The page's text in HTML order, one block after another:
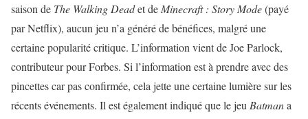
saison de The Walking Deadet de Minecraft : Story Mode(payé
par Netflix), aucun jeu n’a généré de bénéfices, malgré une
certaine popularité critique. L’information vient de Joe Parlock,
contributeur pour Forbes. Si l’information est à prendre avec des
pincettes car pas confirmée, cela jette une certaine lumière sur les
récents événements. Il est également indiqué que le jeu Batmana